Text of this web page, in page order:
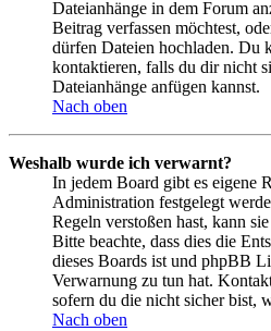
Dateianhänge in dem Forum
Beitrag verfassen möchtest,
dürfen Dateien hochladen. Du
kontaktieren, falls du dir nicht
Dateianhänge anfügen kannst.
Nach oben
Weshalb wurde ich verwarnt?
In jedem Board gibt es eigene
Administration festgelegt
Regeln verstoßen hast, kann
Bitte beachte, dass dies die
dieses Boards ist und phpBB
Verwarnung zu tun hat.
sofern du die nicht sicher bist,
Nach oben